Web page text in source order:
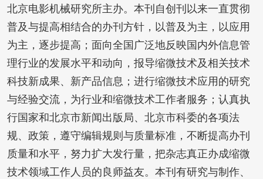
北京电影机械研究所主办。本刊自创刊以来一直贯彻
普及与提高相结合的办刊方针，以普及为主，以应用
为主，逐步提高；面向全国广泛地反映国内外信息管
理行业的发展水平和动向，报导缩微技术及相关技术
科技新成果、新产品信息；进行缩微技术应用的研究
与经验交流，为行业和缩微技术工作者服务；认真执
行国家和北京市新闻出版局、北京市科委的各项法
规、政策，遵守编辑规则与质量标准，不断提高办刊
质量和水平，努力扩大发行量，把杂志真正办成缩微
技术领域工作人员的良师益友。本刊有研究与制作、